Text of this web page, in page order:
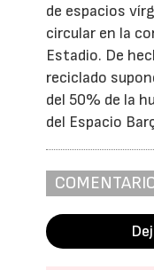
de espacios
circular en la
Estadio. De
reciclado
del 50% de la
del Espacio